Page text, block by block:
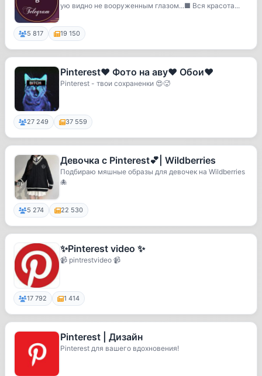
ую видно не вооруженным глазом...■ Вся красота...
5 817 19 150
Pinterest❤️ Фото на аву❤️ Обои❤️
Pinterest - твои сохраненки 😍🥵
27 249 37 559
Девочка с Pinterest💕| Wildberries
Подбираю мяшные образы для девочек на Wildberries
🐙
5 274 22 530
✨Pinterest video ✨
📹 pintrestvideo 📹
17 792 1 414
Pinterest | Дизайн
Pinterest для вашего вдохновения!